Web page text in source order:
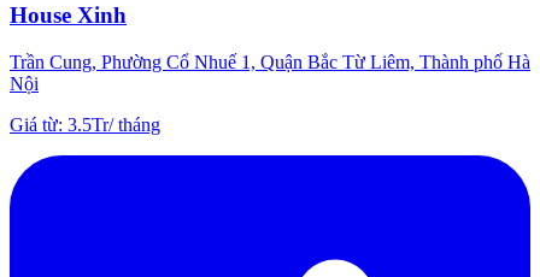
House Xinh
Trần Cung, Phường Cổ Nhuế 1, Quận Bắc Từ Liêm, Thành phố Hà
Nội
Giá từ: 3.5Tr/tháng